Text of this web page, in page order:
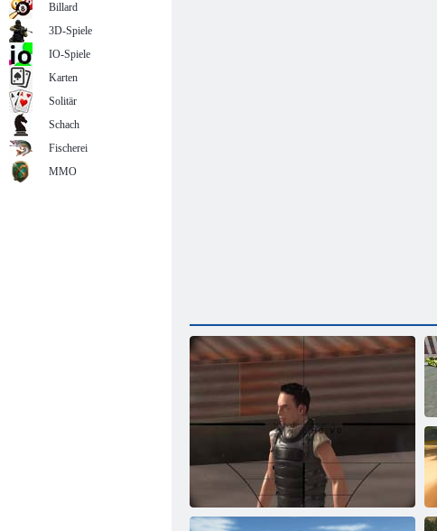
Billard
3D-Spiele
IO-Spiele
Karten
Solitär
Schach
Fischerei
MMO